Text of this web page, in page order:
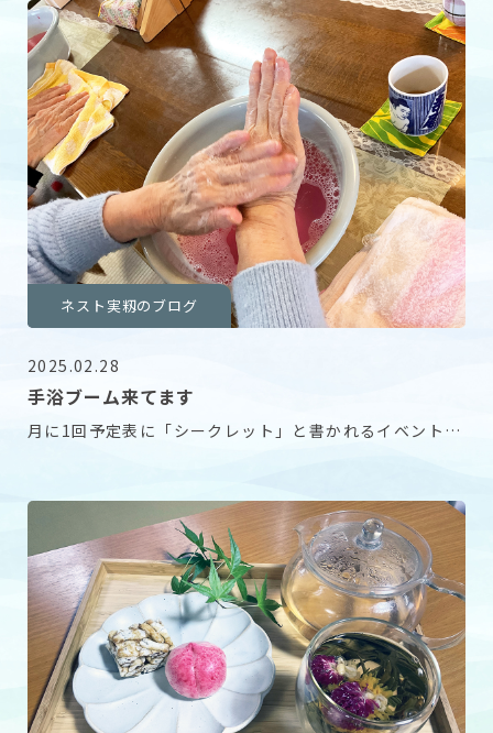
ネスト実籾のブログ
2025.02.28
手浴ブーム来てます
月に1回予定表に「シークレット」と書かれるイベントが